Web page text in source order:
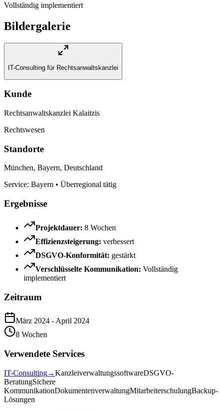
Vollständig implementiert
Bildergalerie
IT-Consulting für Rechtsanwaltskanzlei
Kunde
Rechtsanwaltskanzlei Kalaitzis
Rechtswesen
Standorte
München, Bayern, Deutschland
Service: Bayern • Überregional tätig
Ergebnisse
Projektdauer: 8 Wochen
Effizienzsteigerung: verbessert
DSGVO-Konformität: gestärkt
Verschlüsselte Kommunikation: Vollständig
implementiert
Zeitraum
März 2024 - April 2024
8 Wochen
Verwendete Services
IT-Consulting→KanzleiverwaltungssoftwareDSGVO-
BeratungSichere
KommunikationDokumentenverwaltungMitarbeiterschulungBackup-
Lösungen